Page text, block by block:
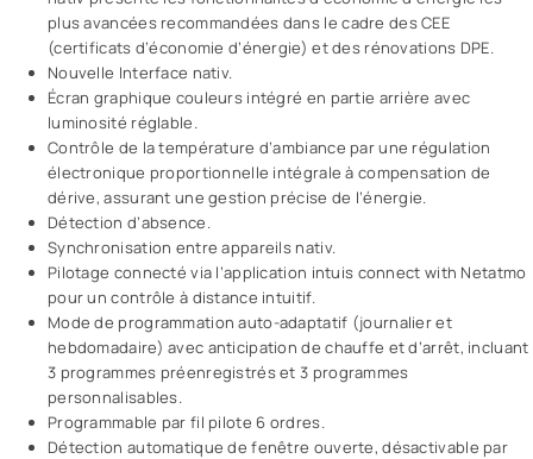
plus avancées recommandées dans le cadre des CEE
(certificats d’économie d’énergie) et des rénovations DPE.
Nouvelle Interface nativ.
Écran graphique couleurs intégré en partie arrière avec
luminosité réglable.
Contrôle de la température d’ambiance par une régulation
électronique proportionnelle intégrale à compensation de
dérive, assurant une gestion précise de l’énergie.
Détection d’absence.
Synchronisation entre appareils nativ.
Pilotage connecté via l’application intuis connect with Netatmo
pour un contrôle à distance intuitif.
Mode de programmation auto-adaptatif (journalier et
hebdomadaire) avec anticipation de chauffe et d’arrêt, incluant
3 programmes préenregistrés et 3 programmes
personnalisables.
Programmable par fil pilote 6 ordres.
Détection automatique de fenêtre ouverte, désactivable par